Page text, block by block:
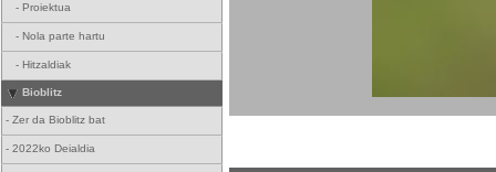
- Proiektua
- Nola parte hartu
- Hitzaldiak
Bioblitz
- Zer da Bioblitz bat
- 2022ko Deialdia